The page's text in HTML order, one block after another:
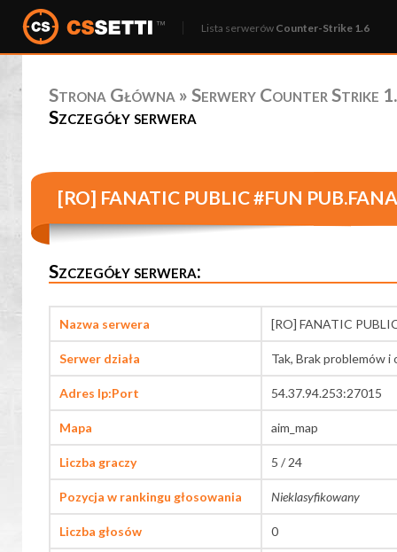
Lista serwerów Counter-Strike 1.6
Strona Główna » Serwery Counter Strike
Szczegóły serwera
[RO] FANATIC PUBLIC #FUN
Szczegóły serwera:
Nazwa serwera [RO] FANATIC
Serwer działa Tak, Brak problemów i
Adres Ip:Port 54.37.94.253:27015
Mapa aim_map
Liczba graczy 5 / 24
Pozycja w rankingu głosowania Nieklasyfikowany
Liczba głosów 0